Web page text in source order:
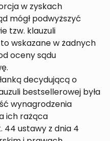
w zyskach
mógł podwyższyć
tzw. klauzuli
wskazane w żadnych
oceny sądu
decydującą o
bestsellerowej była
wynagrodzenia
ich rażąca
44 ustawy z dnia 4